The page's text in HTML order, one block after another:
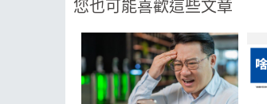
您也可能喜歡這些文章